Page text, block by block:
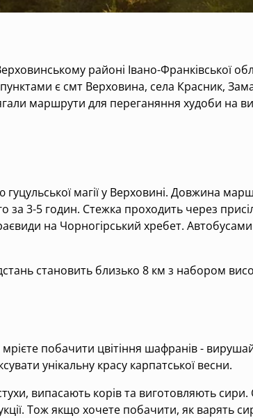
районі Івано-Франківської
є смт Верховина, села Красник,
маршрути для переганяння худоби на
магії у Верховині. Довжина
3-5 годин. Стежка проходить через
на Чорногірський хребет.
становить близько 8 км з набором
побачити цвітіння шафранів -
унікальну красу карпатської весни.
випасають корів та виготовляють
Тож якщо хочете побачити, як варять